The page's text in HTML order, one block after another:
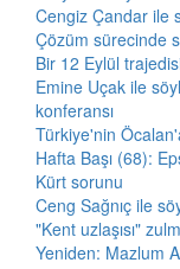
Cengiz Çandar ile
Çözüm sürecinde
Bir 12 Eylül
Emine Uçak ile
konferansı
Türkiye'nin
Hafta Başı (68):
Kürt sorunu
Ceng Sağnıç ile
"Kent uzlaşısı"
Yeniden: Mazlum